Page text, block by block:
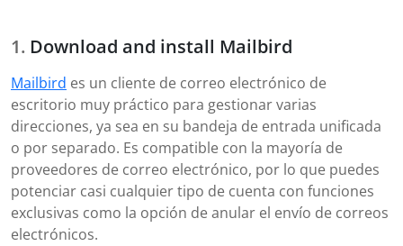
Download and install Mailbird
Mailbird es un cliente de correo electrónico de
escritorio muy práctico para gestionar varias
direcciones, ya sea en su bandeja de entrada unificada
o por separado. Es compatible con la mayoría de
proveedores de correo electrónico, por lo que puedes
potenciar casi cualquier tipo de cuenta con funciones
exclusivas como la opción de anular el envío de correos
electrónicos.